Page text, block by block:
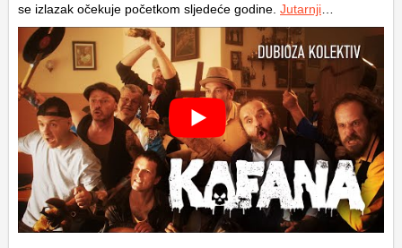
se izlazak očekuje početkom sljedeće godine. Jutarnji